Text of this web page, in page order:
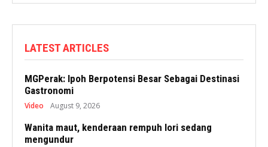
LATEST ARTICLES
MGPerak: Ipoh Berpotensi Besar Sebagai Destinasi
Gastronomi
Video August 9, 2026
Wanita maut, kenderaan rempuh lori sedang
mengundur